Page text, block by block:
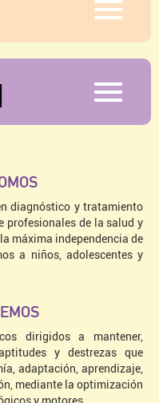
diagnóstico y tratamiento
profesionales de la salud y
máxima independencia de
a niños, adolescentes y
dirigidos a mantener,
y destrezas que
adaptación, aprendizaje,
mediante la optimización